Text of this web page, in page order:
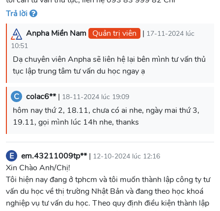
Trả lời
Anpha Miền Nam Quản trị viên | 17-11-2024 lúc
10:51
Dạ chuyên viên Anpha sẽ liên hệ lại bên mình tư vấn thủ
tục lập trung tâm tư vấn du học ngay ạ
C colac6**| 18-11-2024 lúc 19:09
hôm nay thứ 2, 18.11, chưa có ai nhe, ngày mai thứ 3,
19.11, gọi mình lúc 14h nhe, thanks
E em.43211009tp**| 12-10-2024 lúc 12:16
Xin Chào Anh/Chị!
Tôi hiện nay đang ở tphcm và tôi muốn thành lập công ty tư
vấn du học về thị trường Nhật Bản và đang theo học khoá
nghiệp vụ tư vấn du học. Theo quy định điều kiện thành lập